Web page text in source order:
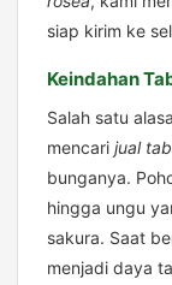
siap kirim ke
Keindahan
Salah satu
mencari jual
bunganya.
hingga ungu
sakura. Saat
menjadi daya